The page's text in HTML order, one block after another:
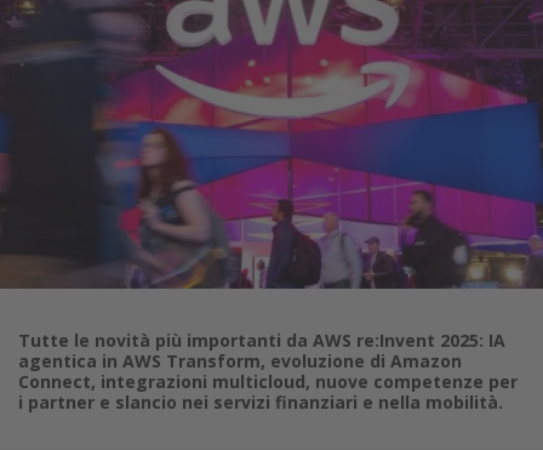
Tutte le novità più importanti da AWS re:Invent 2025: IA
agentica in AWS Transform, evoluzione di Amazon
Connect, integrazioni multicloud, nuove competenze per
i partner e slancio nei servizi finanziari e nella mobilità.